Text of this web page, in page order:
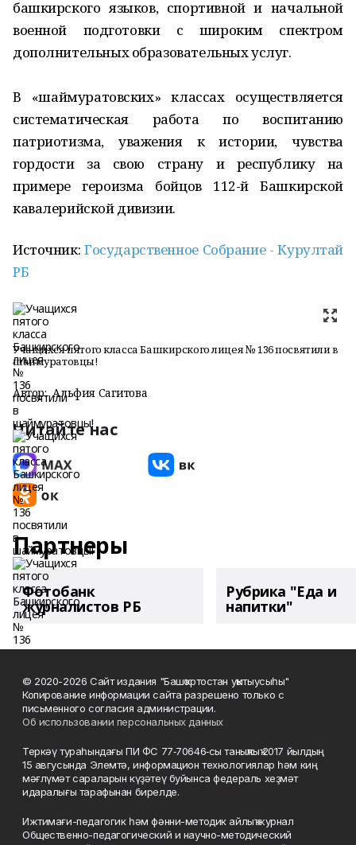
башкирского языков, спортивной и начальной
военной подготовки с широким спектром
дополнительных образовательных услуг.
В «шаймуратовских» классах осуществляется
систематическая работа по воспитанию
патриотизма, уважения к истории, чувства
гордости за свою страну и республику на
примере героизма бойцов 112-й Башкирской
кавалерийской дивизии.
Источник:Государственное Собрание - Курултай
РБ
Учащихся пятого класса Башкирского лицея № 136 посвятили в
шаймуратовцы!
Автор: Альфия Сагитова
Читайте нас
Партнеры
Фотобанк
журналистов РБ
Рубрика "Еда и
напитки"
© 2020-2026 Сайт издания "Башҡортостан уҡытыусыһы"
Копирование информации сайта разрешено только с
письменного согласия администрации.
Об использовании персональных данных
Теркәү тураһындағы ПИ ФС 77‑70646‑сы таныҡлыҡ 2017 йылдың
15 авгусында Элемтә, информацион технологиялар һәм киң
мәғлүмәт сараларын күҙәтеү буйынса федераль хеҙмәт
идаралығы тарафынан бирелде.
Ижтимағи-педагогик һәм фәнни-методик айлыҡ журнал
Общественно-педагогический и научно-методический